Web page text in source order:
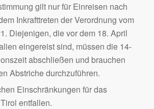
gilt nur für Einreisen nach
Inkrafttreten der Verordnung vom
Diejenigen, die vor dem 18. April
eingereist sind, müssen die 14-
abschließen und brauchen
Abstriche durchzuführen.
Einschränkungen für das
entfallen.